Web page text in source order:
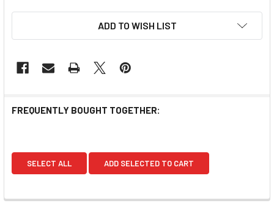
ADD TO WISH LIST
FREQUENTLY BOUGHT TOGETHER:
SELECT ALL ADD SELECTED TO CART